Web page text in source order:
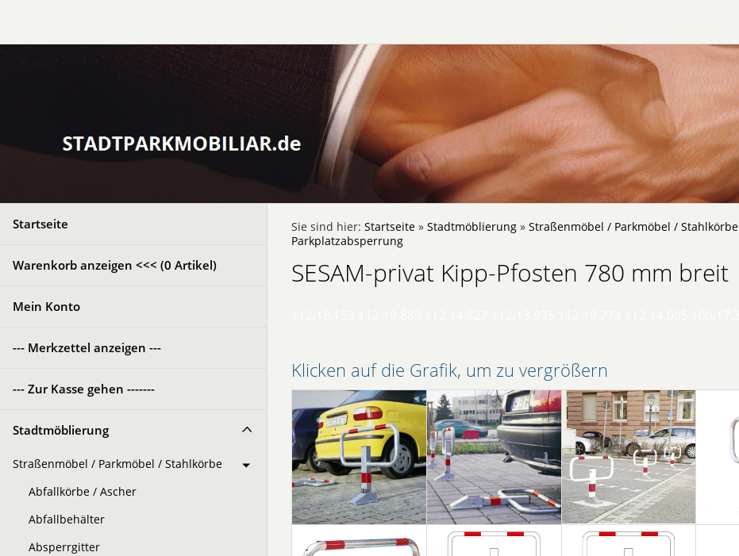
Startseite
Warenkorb anzeigen <<< (0 Artikel)
Mein Konto
--- Merkzettel anzeigen ---
--- Zur Kasse gehen -------
Stadtmöblierung
Straßenmöbel / Parkmöbel / Stahlkörbe
Abfallkörbe / Ascher
Abfallbehälter
Absperrgitter
Sie sind hier: Startseite » Stadtmöblierung » Straßenmöbel / Parkmöbel / Stahlkörbe
Parkplatzabsperrung
SESAM-privat Kipp-Pfosten 780 mm breit
Klicken auf die Grafik, um zu vergrößern